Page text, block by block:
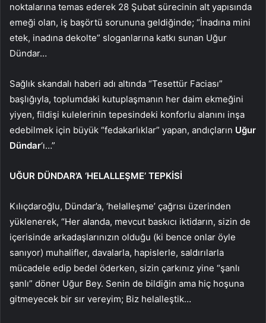
noktalarına temas ederek 28 Şubat sürecinin alt yapısında
emeği olan, iş başörtü sorununa geldiğinde; “İnadına mini
etek, inadına dekolte” sloganlarına katkı sunan Uğur
Dündar…
Sağlık skandalı haberi adı altında “Tesettür Faciası”
başlığıyla, toplumdaki kutuplaşmanın her daim ekmeğini
yiyen, fildişi kulelerinin tepesindeki konforlu alanını inşa
edebilmek için büyük “fedakarlıklar” yapan, andıçların Uğur
Dündar‘ı…”
UĞUR DÜNDAR’A ‘HELALLEŞME’ TEPKİSİ
Kılıçdaroğlu, Dündar’a, ‘helalleşme’ çağrısı üzerinden
yüklenerek, “Her alanda, mevcut baskıcı iktidarın, sizin de
içerisinde arkadaşlarınızın olduğu (ki bence onlar öyle
sanıyor) muhalifler, davalarla, hapislerle, saldırılarla
mücadele edip bedel öderken, sizin çarkınız yine “şanlı
şanlı” döner Uğur Bey. Senin de bildiğin ama hiç hoşuna
gitmeyecek bir sır vereyim; Biz helalleştik…